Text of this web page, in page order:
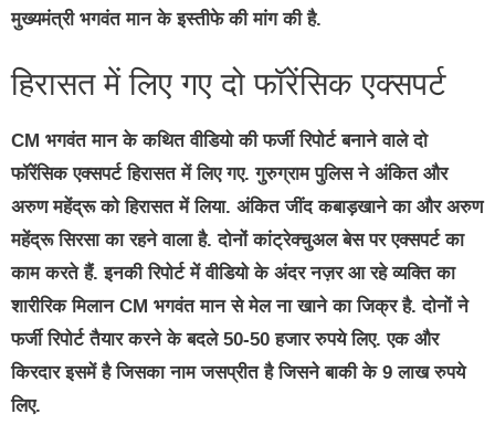
मुख्यमंत्री भगवंत मान के इस्तीफे की मांग की है.
हिरासत में लिए गए दो फॉरेंसिक एक्सपर्ट
CM भगवंत मान के कथित वीडियो की फर्जी रिपोर्ट बनाने वाले दो
फॉरेंसिक एक्सपर्ट हिरासत में लिए गए. गुरुग्राम पुलिस ने अंकित और
अरुण महेंद्रू को हिरासत में लिया. अंकित जींद कबाड़खाने का और अरुण
महेंद्रू सिरसा का रहने वाला है. दोनों कांट्रेक्चुअल बेस पर एक्सपर्ट का
काम करते हैं. इनकी रिपोर्ट में वीडियो के अंदर नज़र आ रहे व्यक्ति का
शारीरिक मिलान CM भगवंत मान से मेल ना खाने का जिक्र है. दोनों ने
फर्जी रिपोर्ट तैयार करने के बदले 50-50 हजार रुपये लिए. एक और
किरदार इसमें है जिसका नाम जसप्रीत है जिसने बाकी के 9 लाख रुपये
लिए.